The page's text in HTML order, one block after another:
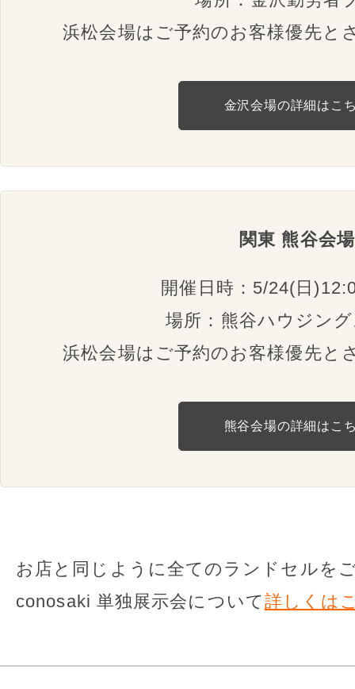
浜松会場はご予約のお客様優先と
金沢会場の詳細はこ
関東 熊谷会場
開催日時：5/24(日
場所：熊谷ハウジン
浜松会場はご予約のお客様優先と
熊谷会場の詳細はこ
お店と同じように全てのランドセルを
conosaki 単独展示会について詳しくは